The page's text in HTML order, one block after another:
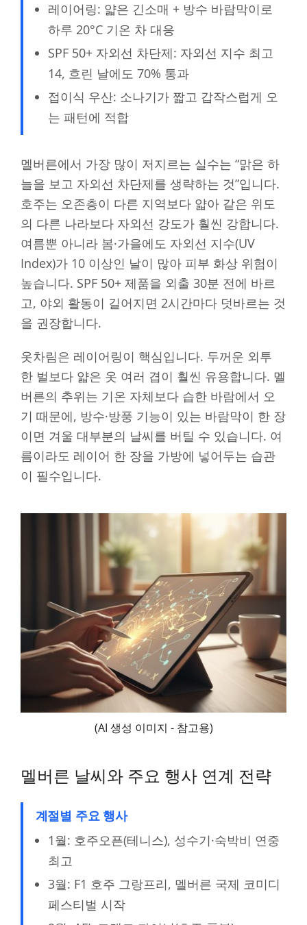
레이어링: 얇은 긴소매 + 방수 바람막이로
하루 20°C 기온 차 대응
SPF 50+ 자외선 차단제: 자외선 지수 최고
14, 흐린 날에도 70% 통과
접이식 우산: 소나기가 짧고 갑작스럽게 오
는 패턴에 적합
멜버른에서 가장 많이 저지르는 실수는 “맑은 하
늘을 보고 자외선 차단제를 생략하는 것”입니다.
호주는 오존층이 다른 지역보다 얇아 같은 위도
의 다른 나라보다 자외선 강도가 훨씬 강합니다.
여름뿐 아니라 봄·가을에도 자외선 지수(UV
Index)가 10 이상인 날이 많아 피부 화상 위험이
높습니다. SPF 50+ 제품을 외출 30분 전에 바르
고, 야외 활동이 길어지면 2시간마다 덧바르는 것
을 권장합니다.
옷차림은 레이어링이 핵심입니다. 두꺼운 외투
한 벌보다 얇은 옷 여러 겹이 훨씬 유용합니다. 멜
버른의 추위는 기온 자체보다 습한 바람에서 오
기 때문에, 방수·방풍 기능이 있는 바람막이 한 장
이면 겨울 대부분의 날씨를 버틸 수 있습니다. 여
름이라도 레이어 한 장을 가방에 넣어두는 습관
이 필수입니다.
(AI 생성 이미지 - 참고용)
멜버른 날씨와 주요 행사 연계 전략
계절별 주요 행사
1월: 호주오픈(테니스), 성수기·숙박비 연중
최고
3월: F1 호주 그랑프리, 멜버른 국제 코미디
페스티벌 시작